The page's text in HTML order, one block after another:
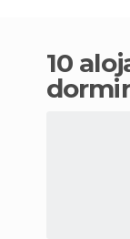
10 alojamientos donde